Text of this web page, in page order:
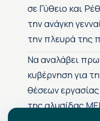
σε Γύθειο και
την ανάγκη
την πλευρά της
Να αναλάβει
κυβέρνηση για
θέσεων
της αλυσίδας